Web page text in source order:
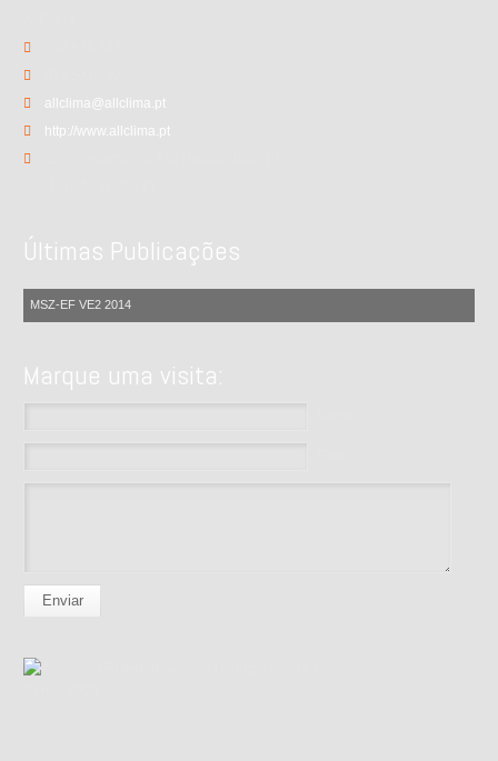
allclima@allclima.pt
http://www.allclima.pt
Últimas Publicações
MSZ-EF VE2 2014
Marque uma visita:
Enviar